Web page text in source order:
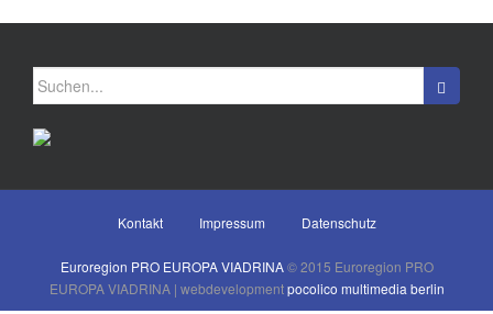
Suchen
nach:
Kontakt Impressum Datenschutz
Euroregion PRO EUROPA VIADRINA© 2015 Euroregion PRO
EUROPA VIADRINA | webdevelopmentpocolico multimedia berlin